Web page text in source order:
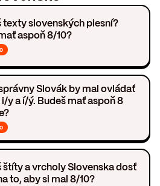
texty slovenských piesní?
aspoň 8/10?
Slovák by mal ovládať
y a í/ý. Budeš mať aspoň 8
štíty a vrcholy Slovenska dosť
to, aby si mal 8/10?